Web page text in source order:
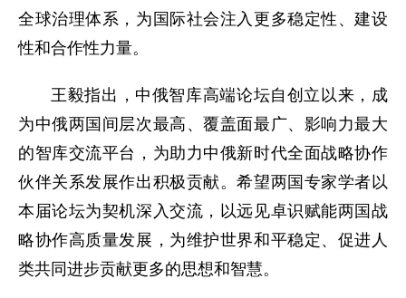
全球治理体系，为国际社会注入更多稳定性、建设
性和合作性力量。
王毅指出，中俄智库高端论坛自创立以来，成
为中俄两国间层次最高、覆盖面最广、影响力最大
的智库交流平台，为助力中俄新时代全面战略协作
伙伴关系发展作出积极贡献。希望两国专家学者以
本届论坛为契机深入交流，以远见卓识赋能两国战
略协作高质量发展，为维护世界和平稳定、促进人
类共同进步贡献更多的思想和智慧。